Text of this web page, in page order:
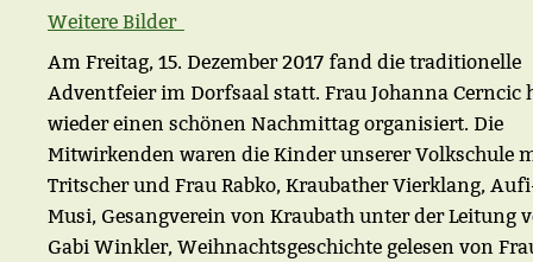
Weitere Bilder
Am Freitag, 15. Dezember 2017 fand die traditionelle
Adventfeier im Dorfsaal statt. Frau Johanna Cerncic
wieder einen schönen Nachmittag organisiert. Die
Mitwirkenden waren die Kinder unserer Volkschule
Tritscher und Frau Rabko, Kraubather Vierklang,
Musi, Gesangverein von Kraubath unter der Leitung
Gabi Winkler, Weihnachtsgeschichte gelesen von